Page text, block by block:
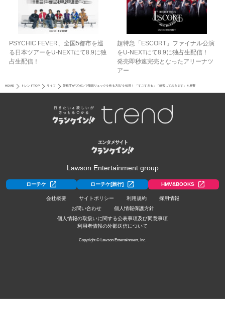
PSYCHIC FEVER、全国5都市を巡
る日本ツアーをU‐NEXTにて8.9に独
占生配信！
超特急「ESCORT」ファイナル公演
をU-NEXTにて8.9に独占生配信！
発売即秒速完売となったアリーナツ
アー
HOME トレンドTOP ライフ 警視庁が“ズボンで簡易リュックを作る方法”を伝授！ 「すごすぎる」「練習しておきます」と反響
Lawson Entertainment group
ローチケ ローチケ[旅行] HMV&BOOKS
会社概要 サイトポリシー 利用規約
採用情報
お問い合わせ
個人情報保護方針
個人情報の取扱いに関する公表事項及び同意事項
利用者情報の外部送信について
Copyright © Lawson Entertainment, Inc.